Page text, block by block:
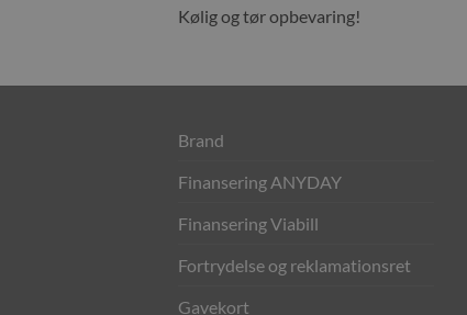
Kølig og tør opbevaring!
Brand
Finansering ANYDAY
Finansering Viabill
Fortrydelse og reklamationsret
Gavekort